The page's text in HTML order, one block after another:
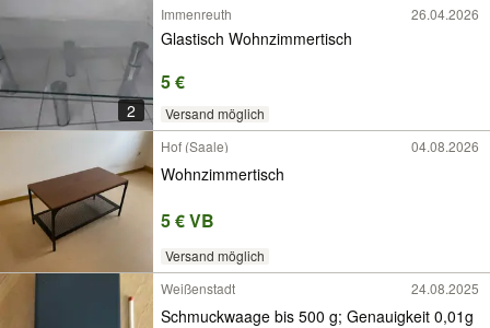
2
Immenreuth 26.04.2026
Glastisch Wohnzimmertisch
5 €
Versand möglich
Hof (Saale)
04.08.2026
Wohnzimmertisch
5 € VB
Versand möglich
Weißenstadt 24.08.2025
Schmuckwaage bis 500 g; Genauigkeit 0,01g